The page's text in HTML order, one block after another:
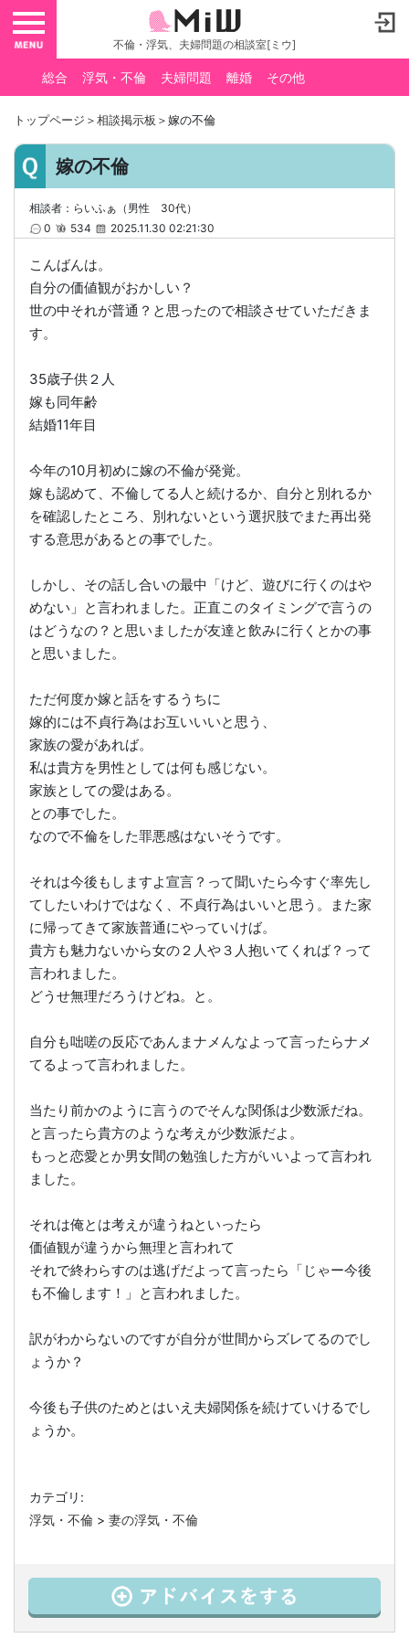
toggle navigation
不倫・浮気、夫婦問題の相談室[ミウ]
総合 浮気・不倫 夫婦問題 離婚 その他
トップページ ＞相談掲示板 ＞嫁の不倫
嫁の不倫
相談者：らいふぁ（男性 30代）
0
534 2025.11.30 02:21:30
こんばんは。
自分の価値観がおかしい？
世の中それが普通？と思ったので相談させていただきま
す。
35歳子供２人
嫁も同年齢
結婚11年目
今年の10月初めに嫁の不倫が発覚。
嫁も認めて、不倫してる人と続けるか、自分と別れるか
を確認したところ、別れないという選択肢でまた再出発
する意思があるとの事でした。
しかし、その話し合いの最中「けど、遊びに行くのはや
めない」と言われました。正直このタイミングで言うの
はどうなの？と思いましたが友達と飲みに行くとかの事
と思いました。
ただ何度か嫁と話をするうちに
嫁的には不貞行為はお互いいいと思う、
家族の愛があれば。
私は貴方を男性としては何も感じない。
家族としての愛はある。
との事でした。
なので不倫をした罪悪感はないそうです。
それは今後もしますよ宣言？って聞いたら今すぐ率先し
てしたいわけではなく、不貞行為はいいと思う。また家
に帰ってきて家族普通にやっていけば。
貴方も魅力ないから女の２人や３人抱いてくれば？って
言われました。
どうせ無理だろうけどね。と。
自分も咄嗟の反応であんまナメんなよって言ったらナメ
てるよって言われました。
当たり前かのように言うのでそんな関係は少数派だね。
と言ったら貴方のような考えが少数派だよ。
もっと恋愛とか男女間の勉強した方がいいよって言われ
ました。
それは俺とは考えが違うねといったら
価値観が違うから無理と言われて
それで終わらすのは逃げだよって言ったら「じゃー今後
も不倫します！」と言われました。
訳がわからないのですが自分が世間からズレてるのでし
ょうか？
今後も子供のためとはいえ夫婦関係を続けていけるでし
ょうか。
カテゴリ:
浮気・不倫 > 妻の浮気・不倫